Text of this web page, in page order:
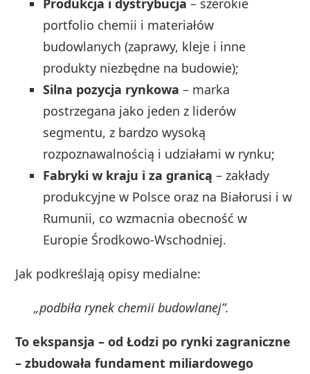
Produkcja i dystrybucja – szerokie
portfolio chemii i materiałów
budowlanych (zaprawy, kleje i inne
produkty niezbędne na budowie);
Silna pozycja rynkowa – marka
postrzegana jako jeden z liderów
segmentu, z bardzo wysoką
rozpoznawalnością i udziałami w rynku;
Fabryki w kraju i za granicą – zakłady
produkcyjne w Polsce oraz na Białorusi i w
Rumunii, co wzmacnia obecność w
Europie Środkowo‑Wschodniej.
Jak podkreślają opisy medialne:
„podbiła rynek chemii budowlanej”.
To ekspansja – od Łodzi po rynki zagraniczne
– zbudowała fundament miliardowego